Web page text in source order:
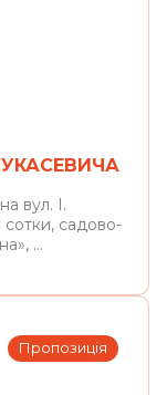
вул. І.
сотки, садово-
...
Пропозиція